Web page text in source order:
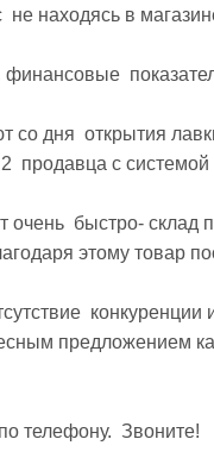
не находясь в
продавца с
этому товар
предложением
телефону.  Звоните!